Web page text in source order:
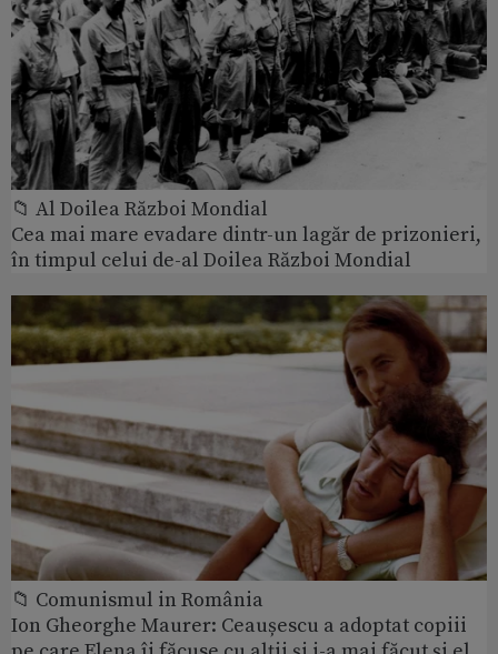
📁 Al Doilea Război Mondial
Cea mai mare evadare dintr-un lagăr de prizonieri,
în timpul celui de-al Doilea Război Mondial
📁 Comunismul in România
Ion Gheorghe Maurer: Ceaușescu a adoptat copiii